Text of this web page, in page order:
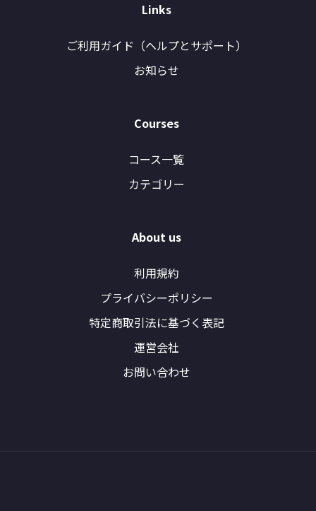
Links
ご利用ガイド（ヘルプとサポート）
お知らせ
Courses
コース一覧
カテゴリー
About us
利用規約
プライバシーポリシー
特定商取引法に基づく表記
運営会社
お問い合わせ